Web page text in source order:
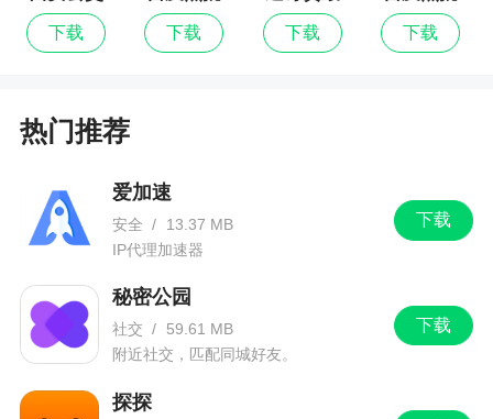
直接邮寄也可以查找附近的店铺，上门取件，你也
可以直接在这上面办理退货
物商城，女装、男装以及童装等应有尽有
更新日志
欢迎使用 Massimo Dutti 应用程序。 本版本包
改进性能和用户体验
错误修复
我们的客户服务部随时为您处理有关 Massimo
出行
下载
发
下载
新版
下载
发最新版
下载
热门推荐
下载
爱加速
安全 /
13.37 MB
IP代理加速器
下载
秘密公园
社交 /
59.61 MB
附近社交，匹配同城好友。
探探